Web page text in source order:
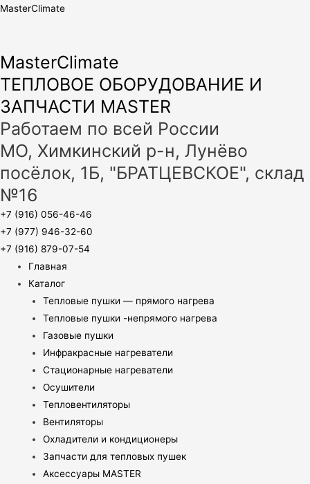
MasterClimate
MasterClimate
ТЕПЛОВОЕ ОБОРУДОВАНИЕ И
ЗАПЧАСТИ MASTER
Работаем по всей России
МО, Химкинский р-н, Лунёво
посёлок, 1Б, "БРАТЦЕВСКОЕ", склад
№16
+7 (916) 056-46-46
+7 (977) 946-32-60
+7 (916) 879-07-54
Главная
Каталог
Тепловые пушки — прямого нагрева
Тепловые пушки -непрямого нагрева
Газовые пушки
Инфракрасные нагреватели
Стационарные нагреватели
Осушители
Тепловентиляторы
Вентиляторы
Охладители и кондиционеры
Запчасти для тепловых пушек
Аксессуары MASTER